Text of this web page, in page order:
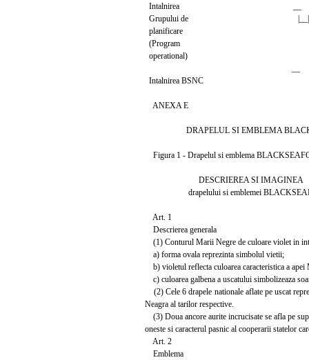
Intalnirea __
Grupului de |__|
planificare
(Program
operational)
Intalnirea BSNC
ANEXA E
DRAPELUL SI EMBLEMA
Figura 1 - Drapelul si emblema
DESCRIEREA SI IMAGINEA
drapelului si emblemei
Art. 1
Descrierea generala
(1) Conturul Marii Negre de culoare violet in
a) forma ovala reprezinta simbolul vietii;
b) violetul reflecta culoarea caracteristica a apei
c) culoarea galbena a uscatului simbolizeaza
(2) Cele 6 drapele nationale aflate pe uscat
Neagra al tarilor respective.
(3) Doua ancore aurite incrucisate se afla pe
oneste si caracterul pasnic al cooperarii statelor
Art. 2
Emblema